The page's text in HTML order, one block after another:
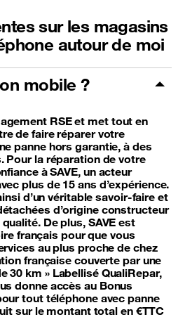
sur les magasins
autour de moi
mobile ?
RSE et met tout en
de faire réparer votre
panne hors garantie, à des
Pour la réparation de votre
à SAVE, un acteur
plus de 15 ans d’expérience.
d’un véritable savoir-faire et
d’origine constructeur
De plus, SAVE est
français pour que vous
au plus proche de chez
française couverte par une
30 km » Labellisé QualiRepar,
donne accès au Bonus
tout téléphone avec panne
sur le montant total en €TTC